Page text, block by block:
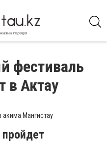
фестиваль
в Актау
Мангистау